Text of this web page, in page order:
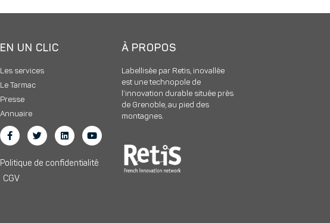
EN UN CLIC
Les services
Le Tarmac
Presse
Annuaire
Politique de confidentialité
CGV
À PROPOS
Labellisée par Retis, inovallée
est une technopole de
l’innovation durable située près
de Grenoble, au pied des
montagnes.